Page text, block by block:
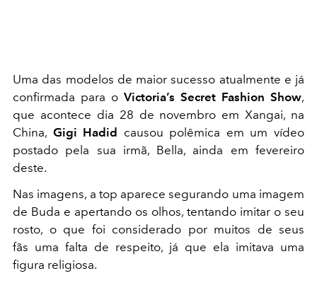
Uma das modelos de maior sucesso atualmente e já
confirmada para o Victoria’s Secret Fashion Show,
que acontece dia 28 de novembro em Xangai, na
China, Gigi Hadid
causou polêmica em um vídeo
postado pela sua irmã, Bella, ainda em fevereiro
deste.
Nas imagens, a top aparece segurando uma imagem
de Buda e apertando os olhos, tentando imitar o seu
rosto, o que foi considerado por muitos de seus
fãs uma falta de respeito, já que ela imitava uma
figura religiosa.